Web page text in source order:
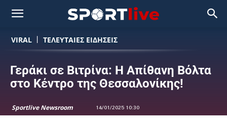
VIRAL ΤΕΛΕΥΤΑΙΕΣ ΕΙΔΗΣΕΙΣ
Γεράκι σε Βιτρίνα: Η Απίθανη Βόλτα
στο Κέντρο της Θεσσαλονίκης!
Sportlive Newsroom 14/01/2025 10:30